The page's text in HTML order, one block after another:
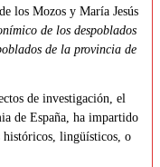
los Mozos y María Jesús
de los despoblados
de la provincia de
de investigación, el
de España, ha impartido
históricos, lingüísticos, o